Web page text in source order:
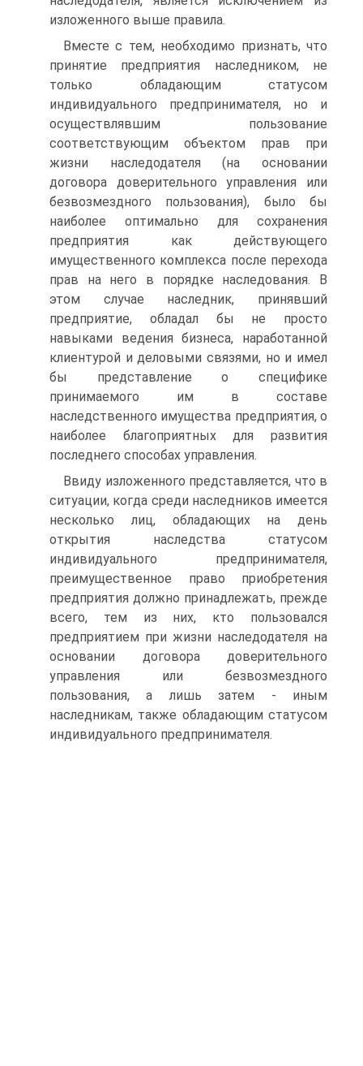
изложенного выше правила.
Вместе с тем, необходимо признать, что
принятие предприятия наследником, не
только обладающим статусом
индивидуального предпринимателя, но и
осуществлявшим пользование
соответствующим объектом прав при
жизни наследодателя (на основании
договора доверительного управления или
безвозмездного пользования), было бы
наиболее оптимально для сохранения
предприятия как действующего
имущественного комплекса после перехода
прав на него в порядке наследования. В
этом случае наследник, принявший
предприятие, обладал бы не просто
навыками ведения бизнеса, наработанной
клиентурой и деловыми связями, но и имел
бы представление о специфике
принимаемого им в составе
наследственного имущества предприятия, о
наиболее благоприятных для развития
последнего способах управления.
Ввиду изложенного представляется, что в
ситуации, когда среди наследников имеется
несколько лиц, обладающих на день
открытия наследства статусом
индивидуального предпринимателя,
преимущественное право приобретения
предприятия должно принадлежать, прежде
всего, тем из них, кто пользовался
предприятием при жизни наследодателя на
основании договора доверительного
управления или безвозмездного
пользования, а лишь затем - иным
наследникам, также обладающим статусом
индивидуального предпринимателя.